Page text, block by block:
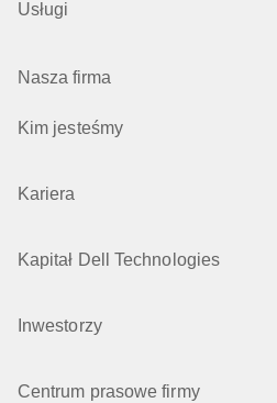
Usługi
Nasza firma
Kim jesteśmy
Kariera
Kapitał Dell Technologies
Inwestorzy
Centrum prasowe firmy